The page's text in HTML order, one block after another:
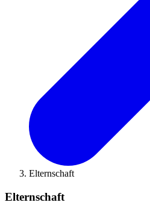
Elternschaft
Elternschaft